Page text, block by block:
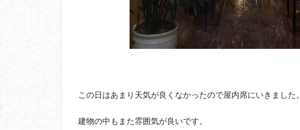
この日はあまり天気が良くなかったので屋内席にいきました。
建物の中もまた雰囲気が良いです。